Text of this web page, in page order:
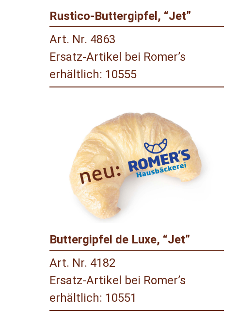
Rustico-Buttergipfel, “Jet”
Art. Nr. 4863
Ersatz-Artikel bei Romer’s
erhältlich: 10555
Buttergipfel de Luxe, “Jet”
Art. Nr. 4182
Ersatz-Artikel bei Romer’s
erhältlich: 10551